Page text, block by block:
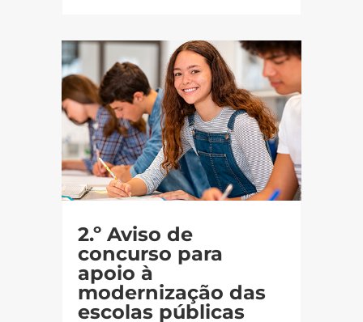
2.º Aviso de
concurso para
apoio à
modernização das
escolas públicas